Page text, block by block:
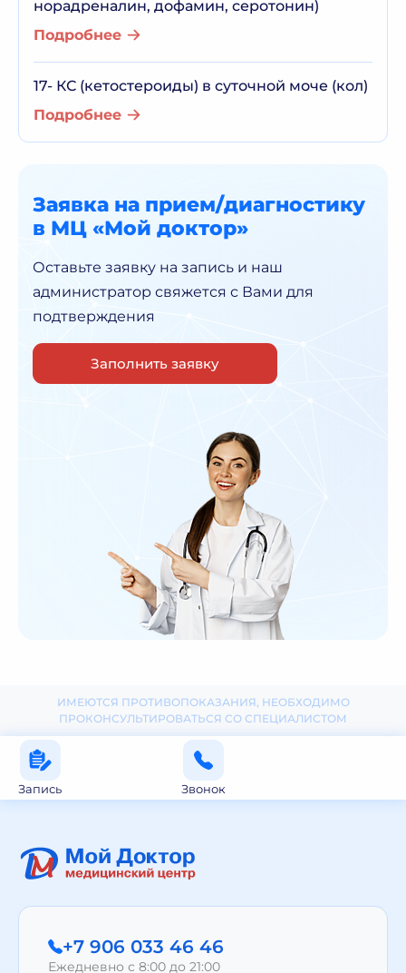
норадреналин, дофамин, серотонин)
Подробнее
17- КС (кетостероиды) в суточной моче (кол)
Подробнее
Заявка на прием/диагностику
в МЦ «Мой доктор»
Оставьте заявку на запись и наш
администратор свяжется с Вами для
подтверждения
Заполнить заявку
ИМЕЮТСЯ ПРОТИВОПОКАЗАНИЯ, НЕОБХОДИМО
ПРОКОНСУЛЬТИРОВАТЬСЯ СО СПЕЦИАЛИСТОМ
Запись Звонок
+7 906 033 46 46
Ежедневно с 8:00 до 21:00